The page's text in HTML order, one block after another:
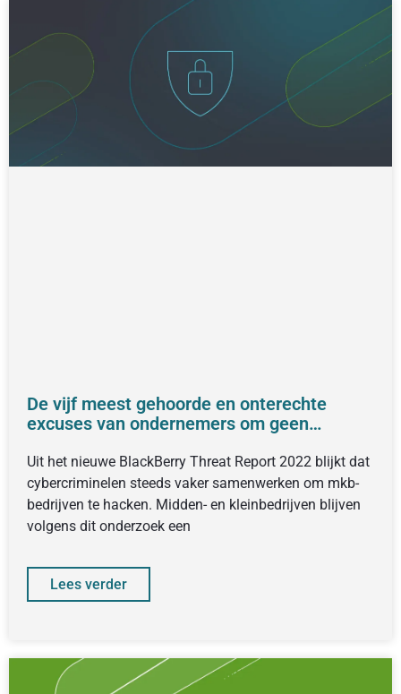
De vijf meest gehoorde en onterechte
excuses van ondernemers om geen
privacy awareness
Uit het nieuwe BlackBerry Threat Report 2022 blijkt dat
cybercriminelen steeds vaker samenwerken om mkb-
bedrijven te hacken. Midden- en kleinbedrijven blijven
volgens dit onderzoek een
Lees verder